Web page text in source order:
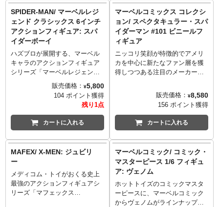
ざいます。
＆ホワイトで描かれた摩天楼を
背に空を舞うスパイダーマンの
姿を見事にディフォルメ化！
※パッケージは輸送用となりま
すため、パッケージに多少の傷
やダメージがある場合もござい
ます。
チのボディに約25箇所の可動域
を擁し、プロポーションを損な
うことなく細部まで再現。アク
セサリーとしてハンドガン、ラ
イフル、差し替え用頭ハンドパ
ーツなどが付属。
SPIDER-MAN/ マーベルレジ
ェンド クラシックス 6インチ
アクションフィギュア: スパ
イダーボーイ
ハズブロが展開する、マーベル
キャラのアクションフィギュア
シリーズ「マーベルレジェン
ド」。6インチを中心にラインナ
ップし、特に可動に特化させな
がらも、そのスタイルなどの再
限度も十分で、マーベルファン
の信頼を獲得しています。
レトロなブリスター仕様となっ
イがラインナップです。全高約
可動域を擁し、プロポーション
を損なうことなく細部まで再
現。アクセサリーとしてバック
販売価格： ¥5,800
104 ポイント獲得
残り1点
カートに入れる
マーベルコミックス コレクシ
ョン/ スペクタキュラー・スパ
イダーマン #101 ビニールフ
ィギュア
ニッコリ笑顔が特徴的でアメリ
カを中心に新たなファン層を獲
得しつつある注目のメーカー
ンコミックスの印象的なカバー
を再現したシリーズが登場で
す。こちらは1976年にリリース
された「スペクタキュラー・ス
パイダーマン #101」のカバーと
＆ホワイトで描かれた摩天楼を
背に空を舞うスパイダーマンの
姿を見事にディフォルメ化！
※パッケージは輸送用となりま
すため、パッケージに多少の傷
やダメージがある場合もござい
販売価格： ¥8,580
156 ポイント獲得
カートに入れる
MAFEX/ X-MEN: ジュビリ
ー
メディコム・トイがおくる史上
最強のアクションフィギュアシ
リーズ「マフェックス
マーベルコミック/ コミック・
マスターピース 1/6 フィギュ
ア: ヴェノム
ホットトイズのコミックマスタ
ーピースに、マーベルコミック
からヴェノムがラインナップ。